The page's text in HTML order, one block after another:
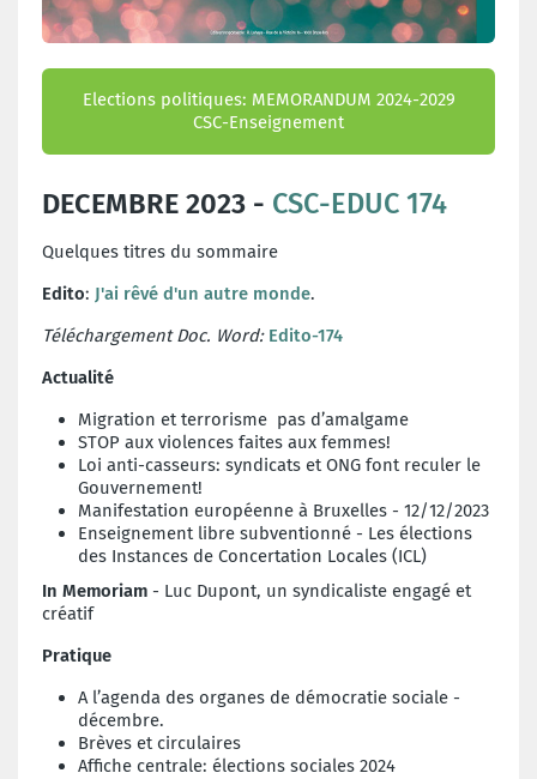
Elections politiques: MEMORANDUM 2024-2029
CSC-Enseignement
DECEMBRE 2023 - CSC-EDUC 174
Quelques titres du sommaire
Edito: J'ai rêvé d'un autre monde.
Téléchargement Doc. Word: Edito-174
Actualité
Migration et terrorisme pas d’amalgame
STOP aux violences faites aux femmes!
Loi anti-casseurs: syndicats et ONG font reculer le
Gouvernement!
Manifestation européenne à Bruxelles - 12/12/2023
Enseignement libre subventionné - Les élections
des Instances de Concertation Locales (ICL)
In Memoriam - Luc Dupont, un syndicaliste engagé et
créatif
Pratique
A l’agenda des organes de démocratie sociale -
décembre.
Brèves et circulaires
Affiche centrale: élections sociales 2024